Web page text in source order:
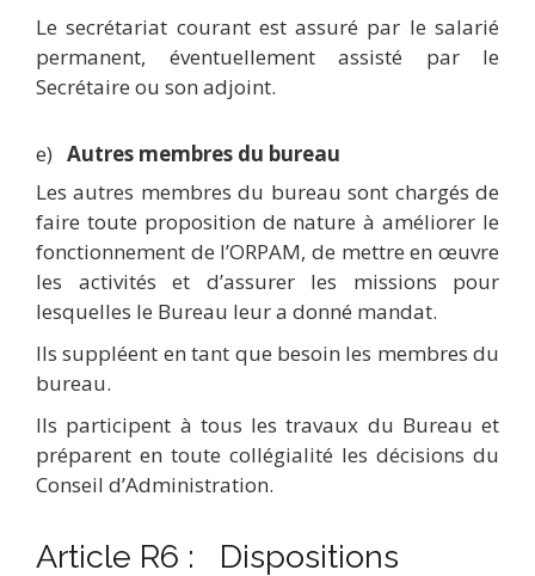
Le secrétariat courant est assuré par le salarié
permanent, éventuellement assisté par le
Secrétaire ou son adjoint.
e) Autres membres du bureau
Les autres membres du bureau sont chargés de
faire toute proposition de nature à améliorer le
fonctionnement de l’ORPAM, de mettre en œuvre
les activités et d’assurer les missions pour
lesquelles le Bureau leur a donné mandat.
Ils suppléent en tant que besoin les membres du
bureau.
Ils participent à tous les travaux du Bureau et
préparent en toute collégialité les décisions du
Conseil d’Administration.
Article R6 : Dispositions